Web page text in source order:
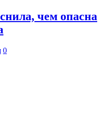
чем опасна
0